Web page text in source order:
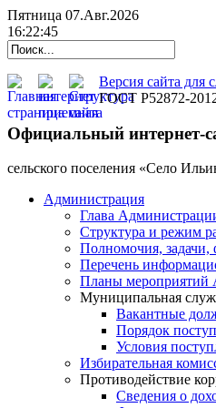
Пятница 07.Авг.2026
16:22:46
Версия сайта для
ГОСТ Р52872-
Официальный интернет-
cельского поселения «Село
Администрация
Глава
Структура и режим
Полномочия,
Перечень
Планы мероприятий
Муниципальная
Вакантные
Порядок
Условия
Избирательная
Противодействие
Сведения о